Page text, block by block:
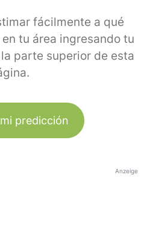
fácilmente a qué
tu área ingresando tu
parte superior de esta
predicción
Anzeige